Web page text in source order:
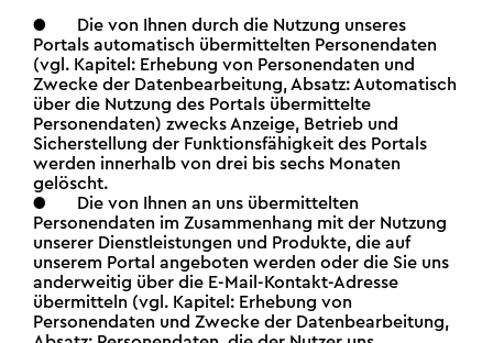
● Die von Ihnen durch die Nutzung unseres
Portals automatisch übermittelten Personendaten
(vgl. Kapitel: Erhebung von Personendaten und
Zwecke der Datenbearbeitung, Absatz: Automatisch
über die Nutzung des Portals übermittelte
Personendaten) zwecks Anzeige, Betrieb und
Sicherstellung der Funktionsfähigkeit des Portals
werden innerhalb von drei bis sechs Monaten
gelöscht.
● Die von Ihnen an uns übermittelten
Personendaten im Zusammenhang mit der Nutzung
unserer Dienstleistungen und Produkte, die auf
unserem Portal angeboten werden oder die Sie uns
anderweitig über die E-Mail-Kontakt-Adresse
übermitteln (vgl. Kapitel: Erhebung von
Personendaten und Zwecke der Datenbearbeitung,